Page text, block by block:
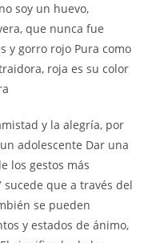
soy un huevo,
que nunca fue
y gorro rojo Pura como
roja es su color
y la alegría, por
adolescente Dar una
los gestos más
que a través del
se pueden
y estados de ánimo,